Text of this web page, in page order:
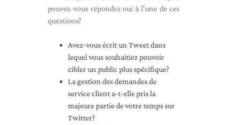
pouvez-vous répondre oui à l'une de ces
questions?
Avez-vous écrit un Tweet dans
lequel vous souhaitiez pouvoir
cibler un public plus spécifique?
La gestion des demandes de
service client a-t-elle pris la
majeure partie de votre temps sur
Twitter?